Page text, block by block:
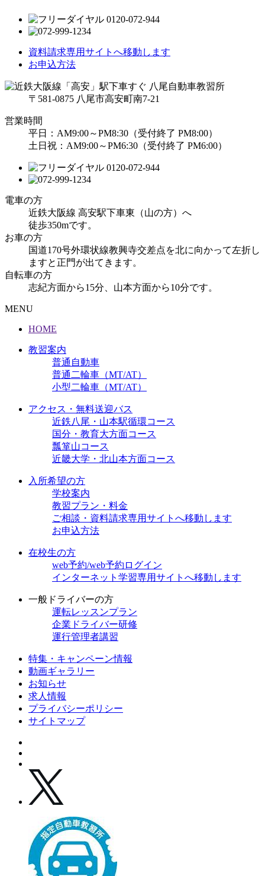
資料請求専用サイトへ移動します
お申込方法
〒581-0875 八尾市高安町南7-21
営業時間
平日：AM9:00～PM8:30（受付終了 PM8:00）
土日祝：AM9:00～PM6:30（受付終了 PM6:00）
電車の方
近鉄大阪線 高安駅下車東（山の方）へ
徒歩350mです。
お車の方
国道170号外環状線教興寺交差点を北に向かって左折し
ますと正門が出てきます。
自転車の方
志紀方面から15分、山本方面から10分です。
MENU
HOME
教習案内
普通自動車
普通二輪車（MT/AT）
小型二輪車（MT/AT）
アクセス・無料送迎バス
近鉄八尾・山本駅循環コース
国分・教育大方面コース
瓢箪山コース
近畿大学・北山本方面コース
入所希望の方
学校案内
教習プラン・料金
ご相談・資料請求専用サイトへ移動します
お申込方法
在校生の方
web予約/web予約ログイン
インターネット学習専用サイトへ移動します
一般ドライバーの方
運転レッスンプラン
企業ドライバー研修
運行管理者講習
特集・キャンペーン情報
動画ギャラリー
お知らせ
求人情報
プライバシーポリシー
サイトマップ